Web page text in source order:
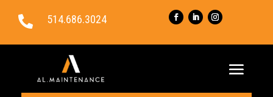
 514.686.3024